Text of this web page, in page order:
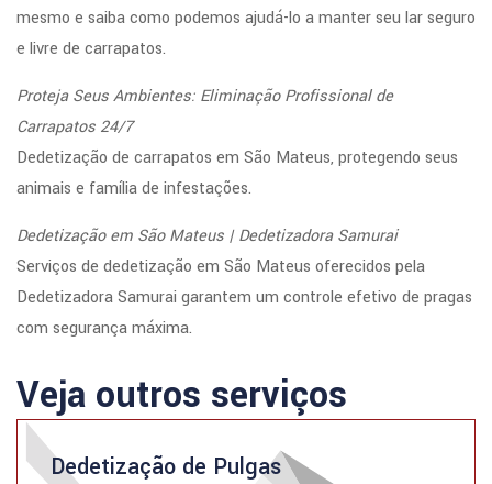
mesmo e saiba como podemos ajudá-lo a manter seu lar seguro
e livre de carrapatos.
Proteja Seus Ambientes: Eliminação Profissional de
Carrapatos 24/7
Dedetização de carrapatos em São Mateus, protegendo seus
animais e família de infestações.
Dedetização em São Mateus | Dedetizadora Samurai
Serviços de dedetização em São Mateus oferecidos pela
Dedetizadora Samurai garantem um controle efetivo de pragas
com segurança máxima.
Veja outros serviços
Dedetização de Pulgas